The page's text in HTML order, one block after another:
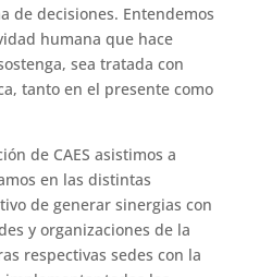
de decisiones. Entendemos
humana que hace
sea tratada con
tanto en el presente como
de CAES asistimos a
en las distintas
de generar sinergias con
y organizaciones de la
respectivas sedes con la